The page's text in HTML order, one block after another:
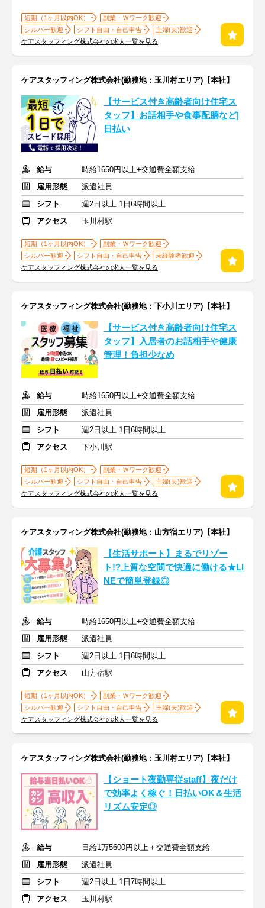
短期（1ヶ月以内OK）
副業・Ｗワーク歓迎
シルバー歓迎
シフト自由・自己申告
主婦(夫)歓迎
ケアスタッフィング株式会社の求人一覧を見る
ケアスタッフィング株式会社(勤務地：玉川村エリア)【本社】
【サービス付き高齢者向け住宅ス
タッフ】お話相手や食事配膳など|
日払い
給与
時給1650円以上+交通費全額支給
雇用形態
派遣社員
シフト
週2日以上 1日6時間以上
アクセス
玉川村駅
短期（1ヶ月以内OK）
副業・Ｗワーク歓迎
シルバー歓迎
シフト自由・自己申告
未経験者歓迎
ケアスタッフィング株式会社の求人一覧を見る
ケアスタッフィング株式会社(勤務地：下小川エリア)【本社】
【サービス付き高齢者向け住宅ス
タッフ】入居者のお話相手や健康
管理！負担少なめ
給与
時給1650円以上+交通費全額支給
雇用形態
派遣社員
シフト
週2日以上 1日6時間以上
アクセス
下小川駅
短期（1ヶ月以内OK）
副業・Ｗワーク歓迎
シルバー歓迎
シフト自由・自己申告
主婦(夫)歓迎
ケアスタッフィング株式会社の求人一覧を見る
ケアスタッフィング株式会社(勤務地：山方宿エリア)【本社】
【生活サポート】まるでリゾー
ト!?上質な空間で快適に働ける★LI
NEで簡単登録◎
給与
時給1650円以上+交通費全額支給
雇用形態
派遣社員
シフト
週2日以上 1日6時間以上
アクセス
山方宿駅
短期（1ヶ月以内OK）
副業・Ｗワーク歓迎
シルバー歓迎
シフト自由・自己申告
主婦(夫)歓迎
ケアスタッフィング株式会社の求人一覧を見る
ケアスタッフィング株式会社(勤務地：玉川村エリア)【本社】
【ショート夜勤専従staff】夜だけ
で効率よく稼ぐ！日払いOK＆生活
リズム安定◎
給与
日給1万5600円以上＋交通費全額支給
雇用形態
派遣社員
シフト
週2日以上 1日7時間以上
アクセス
玉川村駅